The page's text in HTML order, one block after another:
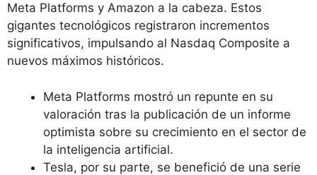
Meta Platforms y Amazon a la cabeza. Estos
gigantes tecnológicos registraron incrementos
significativos, impulsando al Nasdaq Composite a
nuevos máximos históricos.
Meta Platforms mostró un repunte en su
valoración tras la publicación de un informe
optimista sobre su crecimiento en el sector de
la inteligencia artificial.
Tesla, por su parte, se benefició de una serie